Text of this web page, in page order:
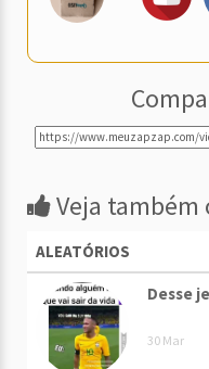
Veja também
ALEATÓRIOS
Desse
30 Mar